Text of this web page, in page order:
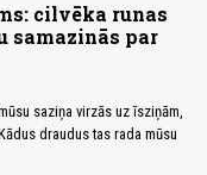
cilvēka runas
samazinās par
saziņa virzās uz īsziņām,
draudus tas rada mūsu